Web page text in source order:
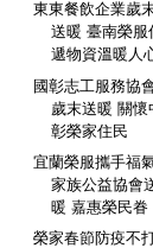
東東餐飲企業歲
送暖 臺南榮服
遞物資溫暖人
國彰志工服務協
歲末送暖 關懷
彰榮家住民
宜蘭榮服攜手福
家族公益協會
暖 嘉惠榮民眷
榮家春節防疫不